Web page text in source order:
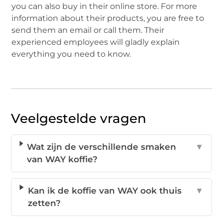
you can also buy in their online store. For more
information about their products, you are free to
send them an email or call them. Their
experienced employees will gladly explain
everything you need to know.
Veelgestelde vragen
Wat zijn de verschillende smaken
van WAY koffie?
▼
Kan ik de koffie van WAY ook thuis
zetten?
▼